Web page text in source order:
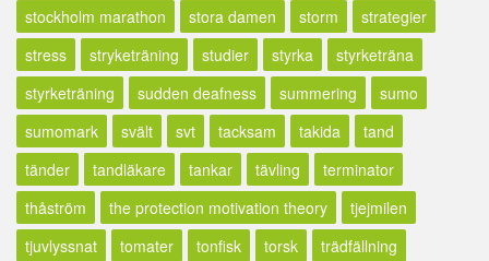
stockholm marathon
stora damen storm
strategier
stress
stryketräning studier styrka
styrketräna
styrketräning
sudden deafness summering
sumo
sumomark
svält svt tacksam takida
tand
tänder
tandläkare tankar tävling
terminator
thåström
the protection motivation theory
tjejmilen
tjuvlyssnat
tomater tonfisk torsk
trädfällning